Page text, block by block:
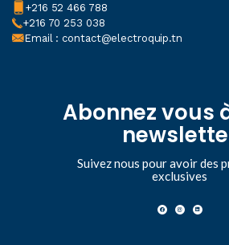
+216 52 466 788
+216 70 253 038
Email : contact@electroquip.tn
Abonnez vous
Suivez nous pour avoir des
exclusives